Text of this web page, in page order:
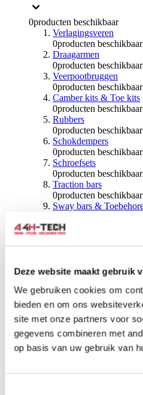
Deze website maakt gebruik
We gebruiken cookies om
bieden en om ons
site met onze partners voor
gegevens combineren met
op basis van uw gebruik van
0producten beschikbaar
Verlagingsveren
0producten beschikbaar
Draagarmen
0producten beschikbaar
Veerpootbruggen
0producten beschikbaar
Camber kits & Toe kits
0producten beschikbaar
Rubbers
0producten beschikbaar
Schokdempers
0producten beschikbaar
Schroefsets
0producten beschikbaar
Traction bars
0producten beschikbaar
Sway bars &
Kogels & Hoezen
0 producten beschikbaar
Wiellagers & Naven
Wielen & Toebehoren
producten beschikbaar
Spoorverbreders
0producten
Wielmoeren
producten
Draadeinden
Velgen overige